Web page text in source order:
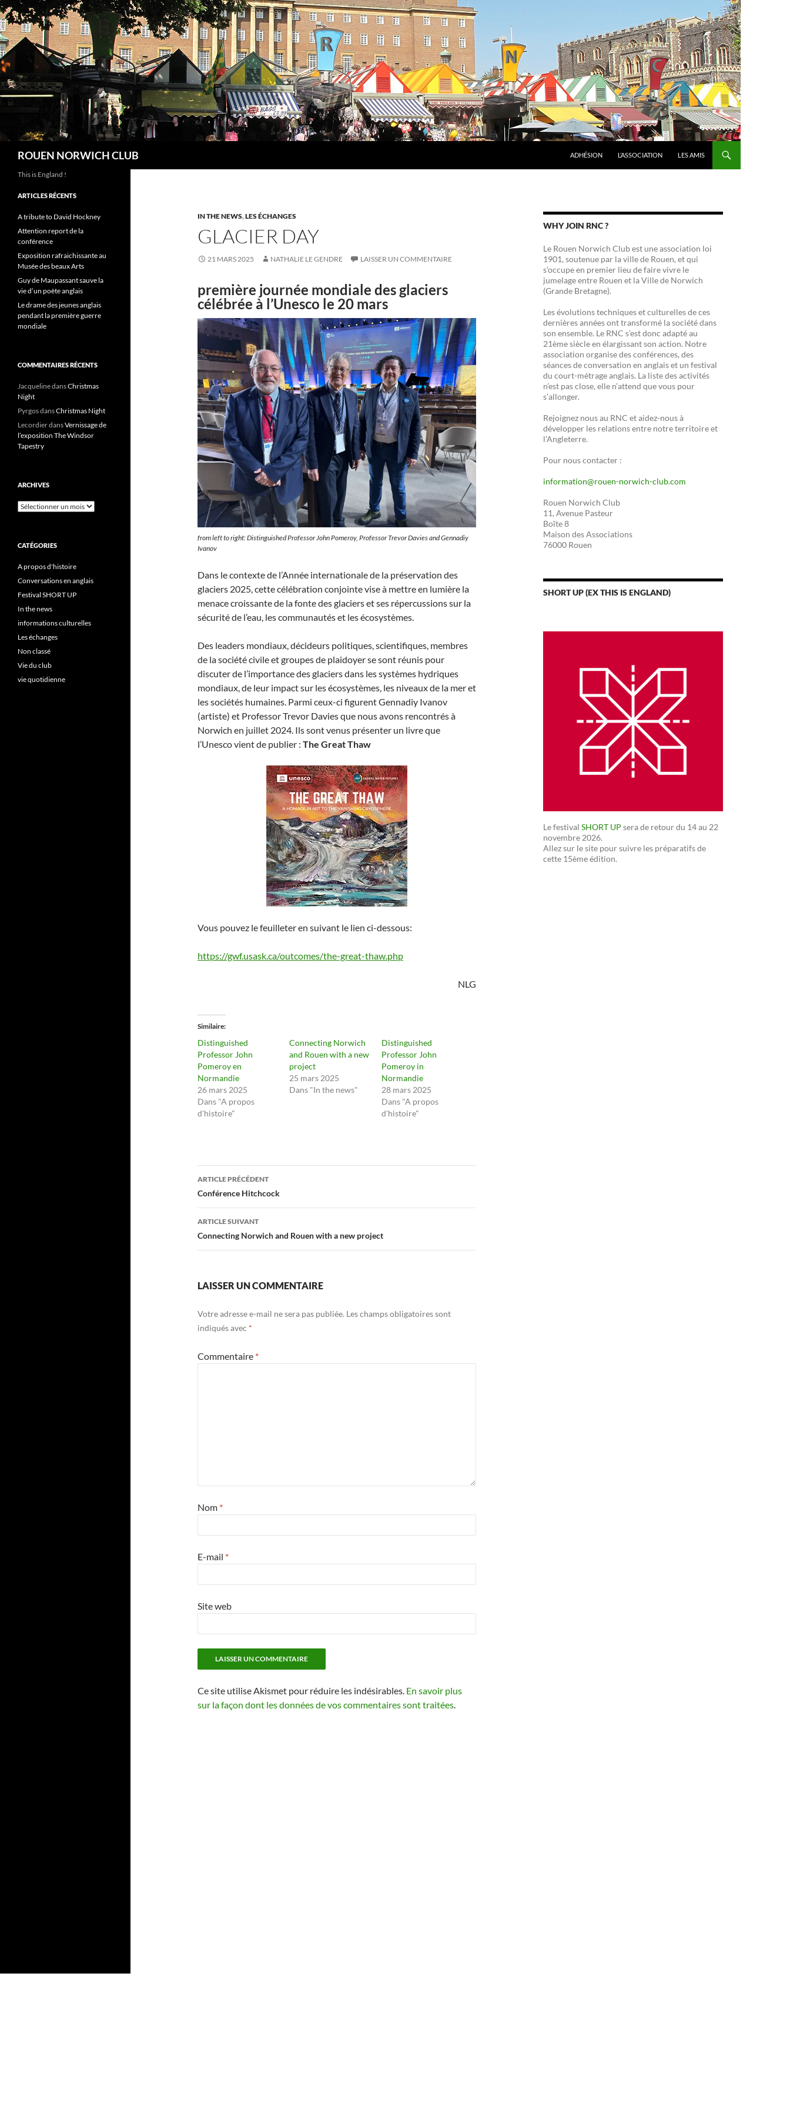
Aller
au
contenu
ROUEN NORWICH CLUB ADHÉSION L’ASSOCIATION LES AMIS
IN THE NEWS,LES ÉCHANGES
GLACIER DAY
21 MARS 2025 NATHALIE LE GENDRE LAISSER UN COMMENTAIRE
première journée mondiale des glaciers
célébrée à l’Unesco le 20 mars
from left to right: Distinguished Professor John Pomeroy, Professor Trevor Davies and Gennadiy
Ivanov
Dans le contexte de l’Année internationale de la préservation des
glaciers 2025, cette célébration conjointe vise à mettre en lumière la
menace croissante de la fonte des glaciers et ses répercussions sur la
sécurité de l’eau, les communautés et les écosystèmes.
Des leaders mondiaux, décideurs politiques, scientifiques, membres
de la société civile et groupes de plaidoyer se sont réunis pour
discuter de l’importance des glaciers dans les systèmes hydriques
mondiaux, de leur impact sur les écosystèmes, les niveaux de la mer et
les sociétés humaines. Parmi ceux-ci figurent Gennadiy Ivanov
(artiste) et Professor Trevor Davies que nous avons rencontrés à
Norwich en juillet 2024. Ils sont venus présenter un livre que
l’Unesco vient de publier : The Great Thaw
Vous pouvez le feuilleter en suivant le lien ci-dessous:
https://gwf.usask.ca/outcomes/the-great-thaw.php
NLG
Similaire
Distinguished
Professor John
Pomeroy en
Normandie
26 mars 2025
Dans "A propos
d'histoire"
Connecting Norwich
and Rouen with a new
project
25 mars 2025
Dans "In the news"
Distinguished
Professor John
Pomeroy in
Normandie
28 mars 2025
Dans "A propos
d'histoire"
Navigation
des
articles
ARTICLE PRÉCÉDENT
Conférence Hitchcock
ARTICLE SUIVANT
Connecting Norwich and Rouen with a new project
LAISSER UN COMMENTAIRE
Votre adresse e-mail ne sera pas publiée. Les champs obligatoires sont
indiqués avec *
Commentaire *
Nom *
E-mail *
Site web
Ce site utilise Akismet pour réduire les indésirables. En savoir plus
sur la façon dont les données de vos commentaires sont traitées.
WHY JOIN RNC ?
Le Rouen Norwich Club est une association loi
1901, soutenue par la ville de Rouen, et qui
s’occupe en premier lieu de faire vivre le
jumelage entre Rouen et la Ville de Norwich
(Grande Bretagne).
Les évolutions techniques et culturelles de ces
dernières années ont transformé la société dans
son ensemble. Le RNC s’est donc adapté au
21ème siècle en élargissant son action. Notre
association organise des conférences, des
séances de conversation en anglais et un festival
du court-métrage anglais. La liste des activités
n’est pas close, elle n’attend que vous pour
s’allonger.
Rejoignez nous au RNC et aidez-nous à
développer les relations entre notre territoire et
l’Angleterre.
Pour nous contacter :
information@rouen-norwich-club.com
Rouen Norwich Club
11, Avenue Pasteur
Boîte 8
Maison des Associations
76000 Rouen
SHORT UP (EX THIS IS ENGLAND)
Le festival SHORT UP sera de retour du 14 au 22
novembre 2026.
Allez sur le site pour suivre les préparatifs de
cette 15ème édition.
This is England !
ARTICLES RÉCENTS
A tribute to David Hockney
Attention report de la
conférence
Exposition rafraichissante au
Musée des beaux Arts
Guy de Maupassant sauve la
vie d’un poète anglais
Le drame des jeunes anglais
pendant la première guerre
mondiale
COMMENTAIRES RÉCENTS
JacquelinedansChristmas
Night
PyrgosdansChristmas Night
LecordierdansVernissage de
l’exposition The Windsor
Tapestry
ARCHIVES
Archives
CATÉGORIES
A propos d'histoire
Conversations en anglais
Festival SHORT UP
In the news
informations culturelles
Les échanges
Non classé
Vie du club
vie quotidienne